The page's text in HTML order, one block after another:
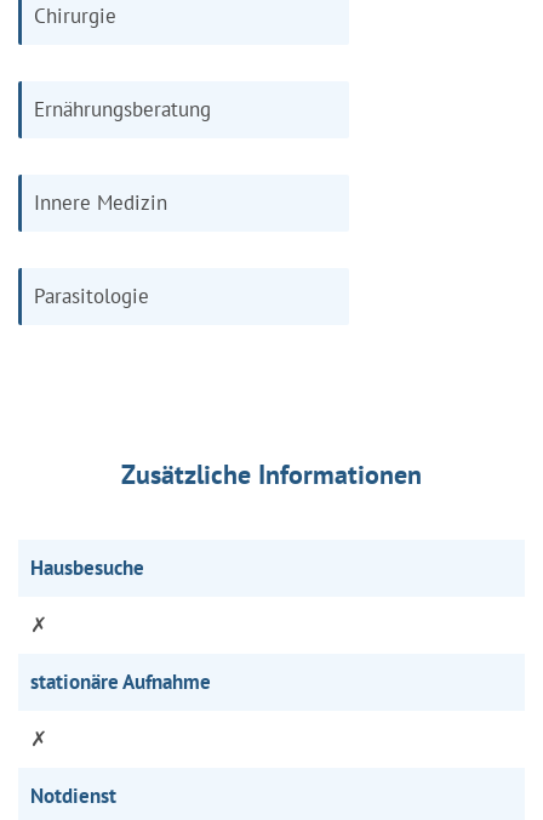
Chirurgie
Ernährungsberatung
Innere Medizin
Parasitologie
Zusätzliche Informationen
Hausbesuche
✗
stationäre Aufnahme
✗
Notdienst